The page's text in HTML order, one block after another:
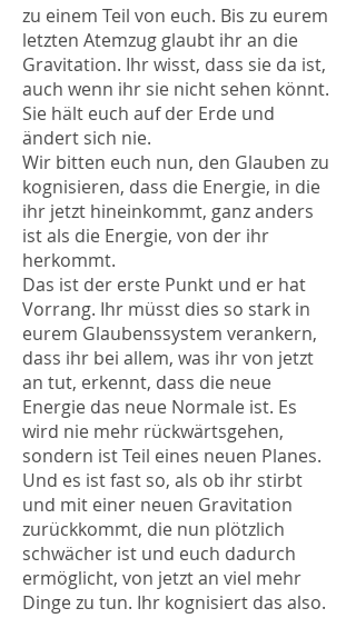
zu einem Teil von euch. Bis zu eurem
letzten Atemzug glaubt ihr an die
Gravitation. Ihr wisst, dass sie da ist,
auch wenn ihr sie nicht sehen könnt.
Sie hält euch auf der Erde und
ändert sich nie.
Wir bitten euch nun, den Glauben zu
kognisieren, dass die Energie, in die
ihr jetzt hineinkommt, ganz anders
ist als die Energie, von der ihr
herkommt.
Das ist der erste Punkt und er hat
Vorrang. Ihr müsst dies so stark in
eurem Glaubenssystem verankern,
dass ihr bei allem, was ihr von jetzt
an tut, erkennt, dass die neue
Energie das neue Normale ist. Es
wird nie mehr rückwärtsgehen,
sondern ist Teil eines neuen Planes.
Und es ist fast so, als ob ihr stirbt
und mit einer neuen Gravitation
zurückkommt, die nun plötzlich
schwächer ist und euch dadurch
ermöglicht, von jetzt an viel mehr
Dinge zu tun. Ihr kognisiert das also.